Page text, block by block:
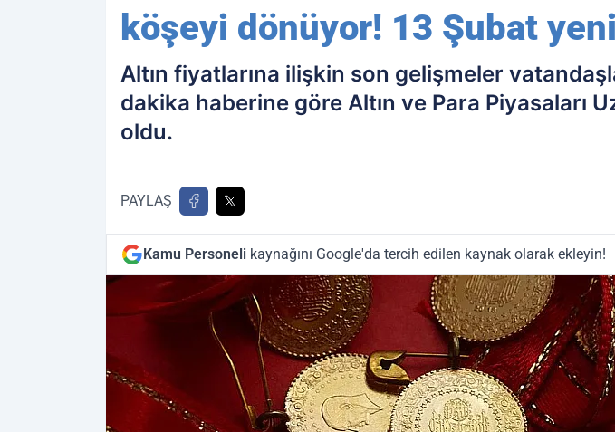
köşeyi dönüyor! 13 Şubat
Altın fiyatlarına ilişkin son gelişmeler
dakika haberine göre Altın ve Para Piyasaları
oldu.
PAYLAŞ
Kamu Personeli kaynağını Google'da tercih edilen kaynak olarak ekleyin!